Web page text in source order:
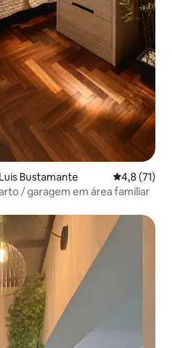
Bustamante 4,8 de uma
4,8 (71)
/ garagem em área familiar